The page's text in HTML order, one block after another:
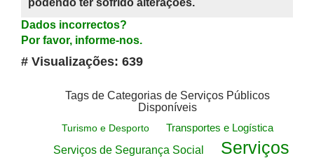
podendo ter sofrido alterações.
Dados incorrectos?
Por favor, informe-nos.
# Visualizações: 639
Tags de Categorias de Serviços Públicos
Disponíveis
Turismo e Desporto
Transportes e Logística
Serviços de Segurança Social
Serviços